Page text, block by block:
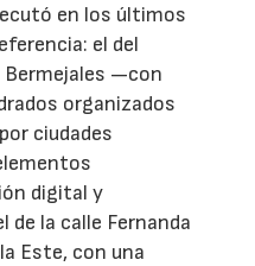
en los últimos
el del
Bermejales —con
organizados
ciudades
digital y
la calle Fernanda
Este, con una